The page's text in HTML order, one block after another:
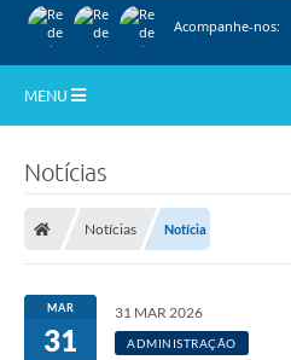
Acompanhe-nos:
MENU
Departamentos
Câmara Municipal
Notícias
Notícias Notícia
MAR
31
31 MAR 2026
ADMINISTRAÇÃO